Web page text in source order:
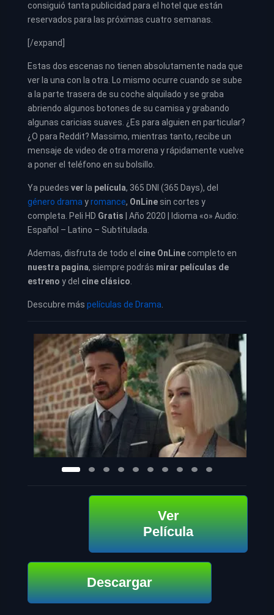
consiguió tanta publicidad para el hotel que están
reservados para las próximas cuatro semanas.
[/expand]
Estas dos escenas no tienen absolutamente nada que
ver la una con la otra. Lo mismo ocurre cuando se sube
a la parte trasera de su coche alquilado y se graba
abriendo algunos botones de su camisa y grabando
algunas caricias suaves. ¿Es para alguien en particular?
¿O para Reddit? Massimo, mientras tanto, recibe un
mensaje de video de otra morena y rápidamente vuelve
a poner el teléfono en su bolsillo.
Ya puedes ver la película, 365 DNI (365 Days), del
género drama yromance, OnLine sin cortes y
completa. Peli HD Gratis | Año 2020 | Idioma «o» Audio:
Español – Latino – Subtitulada.
Ademas, disfruta de todo el cine OnLinecompleto en
nuestra pagina, siempre podrás mirar películas de
estreno y del cine clásico
Descubre más películas de Drama
Ver
Película
Descargar